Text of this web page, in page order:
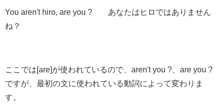
You aren't hiro, are you ? あなたはヒロ ではありません
ね？
ここでは[are]が使われているので、aren't you ?、are you ?
ですが、最初の文に使われている動詞によって変わりま
す。